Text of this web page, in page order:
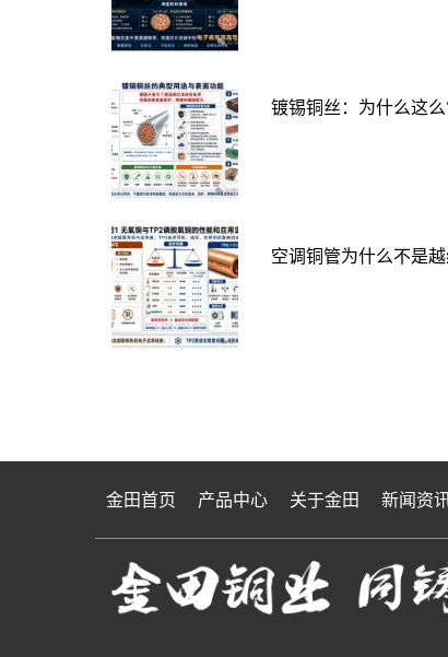
镀锡铜丝：为什么这
空调铜管为什么不是
金田首页 产品中心 关于金田 新闻资